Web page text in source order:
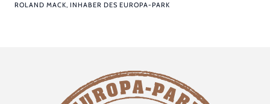
ROLAND MACK, INHABER DES EUROPA-PARK